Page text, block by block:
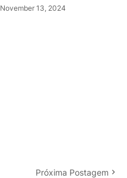
November 13, 2024
Próxima Postagem